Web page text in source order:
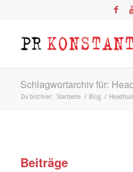
Schlagwortarchiv für:
Du bist hier: Startseite / Blog /
Beiträge